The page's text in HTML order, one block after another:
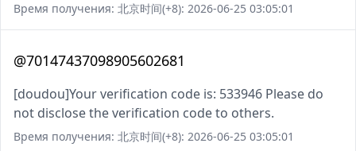
Время получения: 北京时间(+8): 2026-06-25 03:05:01
@70147437098905602681
[doudou]Your verification code is: 533946 Please do
not disclose the verification code to others.
Время получения: 北京时间(+8): 2026-06-25 03:05:01